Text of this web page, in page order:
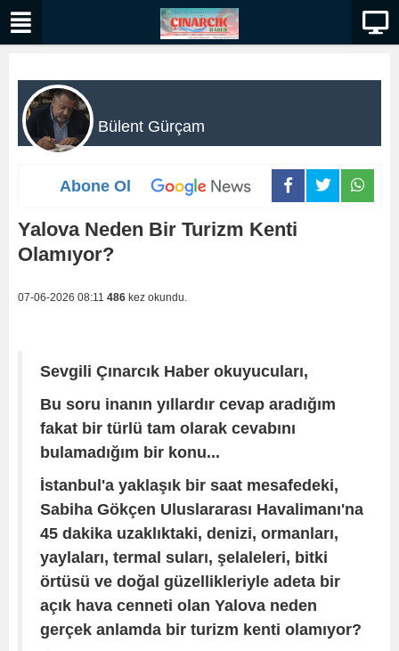
Bülent Gürçam
Abone Ol
Yalova Neden Bir Turizm Kenti
Olamıyor?
07-06-2026 08:11 486 kez okundu.
Sevgili Çınarcık Haber okuyucuları,
Bu soru inanın yıllardır cevap aradığım
fakat bir türlü tam olarak cevabını
bulamadığım bir konu...
İstanbul'a yaklaşık bir saat mesafedeki,
Sabiha Gökçen Uluslararası Havalimanı'na
45 dakika uzaklıktaki, denizi, ormanları,
yaylaları, termal suları, şelaleleri, bitki
örtüsü ve doğal güzellikleriyle adeta bir
açık hava cenneti olan Yalova neden
gerçek anlamda bir turizm kenti olamıyor?